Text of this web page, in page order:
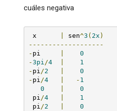
cuáles negativa
x sen^3 ( 2x )
-------------------
- pi
0
-3pi/4
1
- pi/2
0
- pi/4 - 1
0
0
pi/4
1
pi/2
0